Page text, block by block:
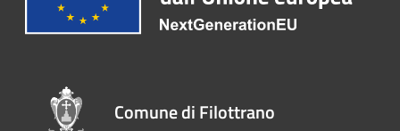
Comune di Filottrano